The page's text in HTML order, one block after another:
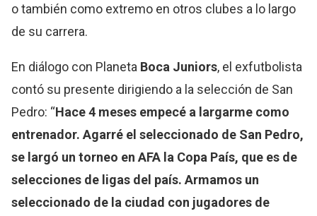
o también como extremo en otros clubes a lo largo
de su carrera.
En diálogo con Planeta Boca Juniors, el exfutbolista
contó su presente dirigiendo a la selección de San
Pedro: “Hace 4 meses empecé a largarme como
entrenador. Agarré el seleccionado de San Pedro,
se largó un torneo en AFA la Copa País, que es de
selecciones de ligas del país. Armamos un
seleccionado de la ciudad con jugadores de